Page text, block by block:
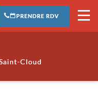
PRENDRE RDV
Cloud